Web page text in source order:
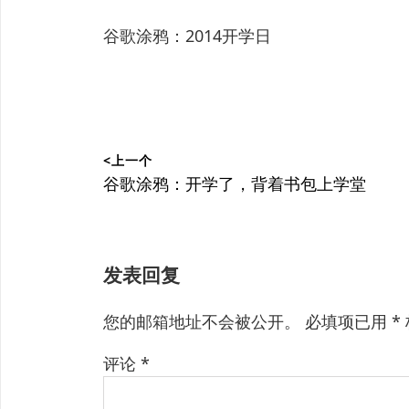
谷歌涂鸦：2014开学日
章
航
<上一个
上
章：
谷歌涂鸦：开学了，背着书包上学堂
发表回复
您的邮箱地址不会被公开。 必填项已用 *
评论 *